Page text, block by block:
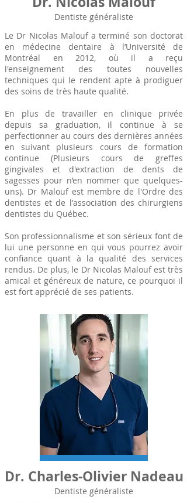
Dentiste généraliste
Le Dr Nicolas Malouf a terminé son doctorat
en médecine dentaire à l’Université de
Montréal en 2012, où il a reçu
l'enseignement des toutes nouvelles
techniques qui le rendent apte à prodiguer
des soins de très haute qualité.
En plus de travailler en clinique privée
depuis sa graduation, il continue à se
perfectionner au cours des dernières années
en suivant plusieurs cours de formation
continue (Plusieurs cours de greffes
gingivales et d'extraction de dents de
sagesses pour n’en nommer que quelques-
uns). Dr Malouf est membre de l'Ordre des
dentistes et de l'association des chirurgiens
dentistes du Québec.
Son professionnalisme et son sérieux font de
lui une personne en qui vous pourrez avoir
confiance quant à la qualité des services
rendus. De plus, le Dr Nicolas Malouf est très
amical et généreux de nature, ce pourquoi il
est fort apprécié de ses patients.
Dr. Charles-Olivier Nadeau
Dentiste généraliste